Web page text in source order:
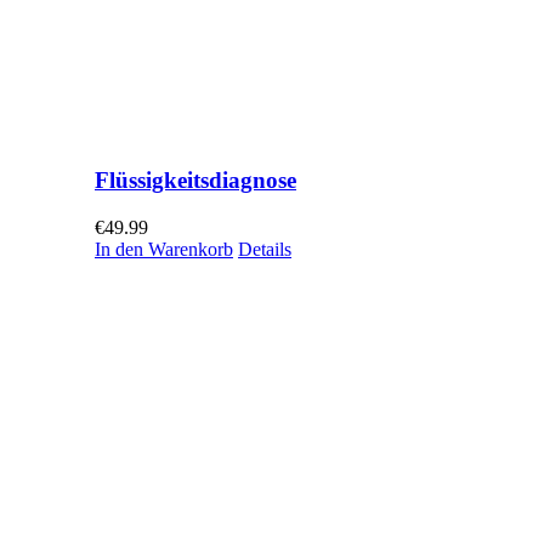
Flüssigkeitsdiagnose
€49.99
In den Warenkorb Details